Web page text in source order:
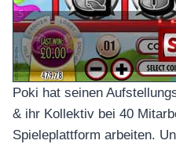
Poki hat seinen
& ihr Kollektiv bei 40
Spieleplattform arbeiten.